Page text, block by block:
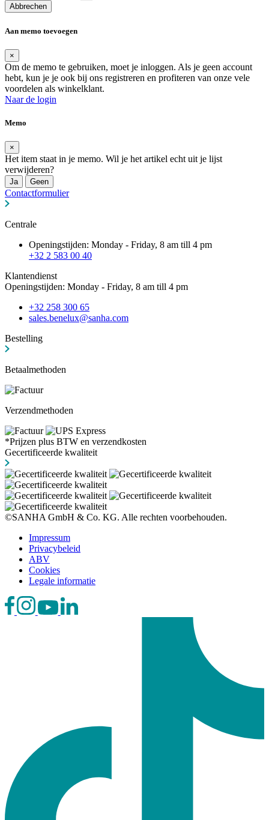
Abbrechen
Aan memo toevoegen
×
Om de memo te gebruiken, moet je inloggen. Als je geen account
hebt, kun je je ook bij ons registreren en profiteren van onze vele
voordelen als winkelklant.
Naar de login
Memo
×
Het item staat in je memo. Wil je het artikel echt uit je lijst
verwijderen?
Ja Geen
Contactformulier
Centrale
Openingstijden: Monday - Friday, 8 am till 4 pm
+32 2 583 00 40
Klantendienst
Openingstijden: Monday - Friday, 8 am till 4 pm
+32 258 300 65
sales.benelux@sanha.com
Bestelling
Betaalmethoden
Verzendmethoden
*Prijzen plus BTW en verzendkosten
Gecertificeerde kwaliteit
©SANHA GmbH & Co. KG. Alle rechten voorbehouden.
Impressum
Privacybeleid
ABV
Cookies
Legale informatie